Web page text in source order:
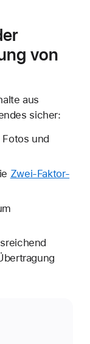
von
aus
sicher:
und
Zwei-Faktor-